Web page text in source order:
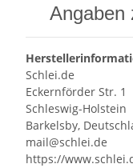
Angaben
Schlei.de
Eckernförder Str. 1
Schleswig-Holstein
Barkelsby,
mail@schlei.de
https://